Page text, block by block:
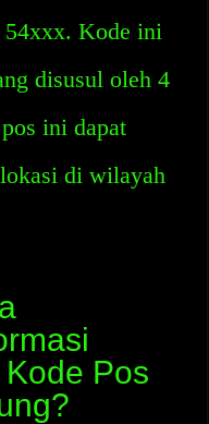
Kode ini
disusul oleh 4
ini dapat
di wilayah
Pos